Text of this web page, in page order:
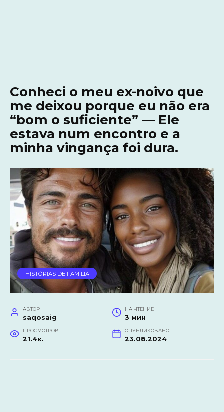
Conheci o meu ex-noivo que
me deixou porque eu não era
“bom o suficiente” — Ele
estava num encontro e a
minha vingança foi dura.
HISTÓRIAS DE FAMÍLIA
АВТОР
saqosaig
НА ЧТЕНИЕ
3 мин
ПРОСМОТРОВ
21.4к.
ОПУБЛИКОВАНО
23.08.2024